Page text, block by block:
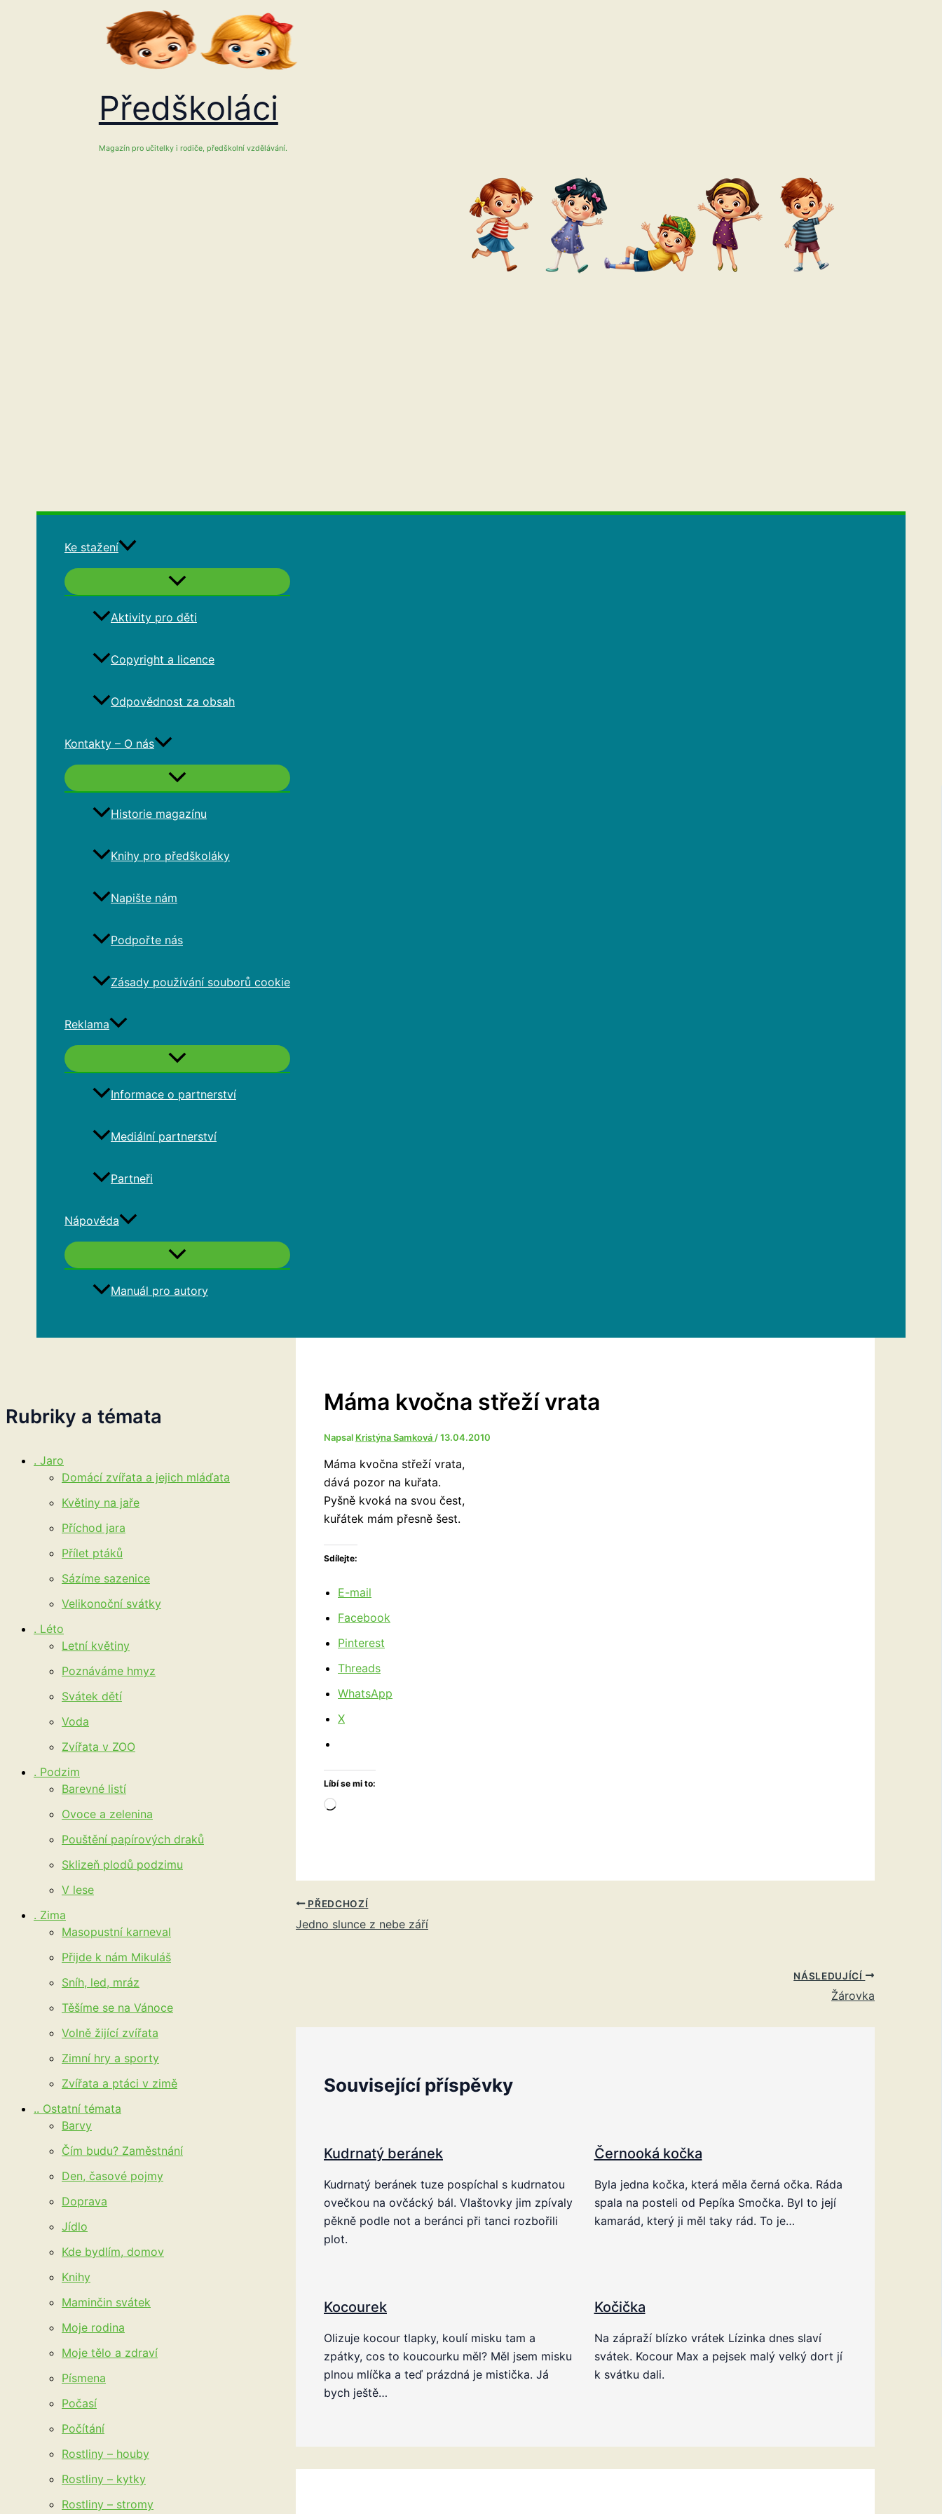
Předškoláci
Magazín pro učitelky i rodiče, předškolní vzdělávání.
Ke stažení
Aktivity pro děti
Copyright a licence
Odpovědnost za obsah
Kontakty – O nás
Historie magazínu
Knihy pro předškoláky
Napište nám
Podpořte nás
Zásady používání souborů cookie
Reklama
Informace o partnerství
Mediální partnerství
Partneři
Nápověda
Manuál pro autory
Rubriky a témata
. Jaro
Domácí zvířata a jejich mláďata
Květiny na jaře
Příchod jara
Přílet ptáků
Sázíme sazenice
Velikonoční svátky
. Léto
Letní květiny
Poznáváme hmyz
Svátek dětí
Voda
Zvířata v ZOO
. Podzim
Barevné listí
Ovoce a zelenina
Pouštění papírových draků
Sklizeň plodů podzimu
V lese
. Zima
Masopustní karneval
Přijde k nám Mikuláš
Sníh, led, mráz
Těšíme se na Vánoce
Volně žijící zvířata
Zimní hry a sporty
Zvířata a ptáci v zimě
.. Ostatní témata
Barvy
Čím budu? Zaměstnání
Den, časové pojmy
Doprava
Jídlo
Kde bydlím, domov
Knihy
Maminčin svátek
Moje rodina
Moje tělo a zdraví
Písmena
Počasí
Počítání
Rostliny – houby
Rostliny – kytky
Rostliny – stromy
Máma kvočna střeží vrata
Napsal Kristýna Samková /13.04.2010
Máma kvočna střeží vrata,
dává pozor na kuřata.
Pyšně kvoká na svou čest,
kuřátek mám přesně šest.
Sdílejte:
E-mail
Facebook
Pinterest
Threads
WhatsApp
X
Líbí se mi to:
Načítání…
PŘEDCHOZÍ
Jedno slunce z nebe září
NÁSLEDUJÍCÍ
Žárovka
Související příspěvky
Kudrnatý beránek
Kudrnatý beránek tuze pospíchal s kudrnatou
ovečkou na ovčácký bál. Vlaštovky jim zpívaly
pěkně podle not a beránci při tanci rozbořili
plot.
Černooká kočka
Byla jedna kočka, která měla černá očka. Ráda
spala na posteli od Pepíka Smočka. Byl to její
kamarád, který ji měl taky rád. To je…
Kocourek
Olizuje kocour tlapky, koulí misku tam a
zpátky, cos to koucourku měl? Měl jsem misku
plnou mlíčka a teď prázdná je mistička. Já
bych ještě…
Kočička
Na zápraží blízko vrátek Lízinka dnes slaví
svátek. Kocour Max a pejsek malý velký dort jí
k svátku dali.